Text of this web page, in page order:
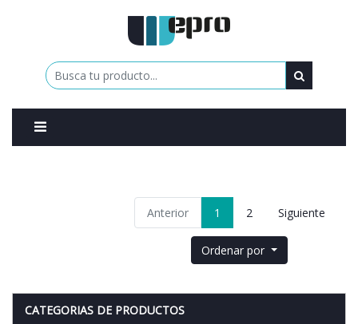
Anterior 1 2 Siguiente
Ordenar por
CATEGORIAS DE PRODUCTOS